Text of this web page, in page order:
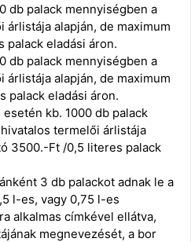
db palack mennyiségben a
árlistája alapján, de maximum
palack eladási áron.
db palack mennyiségben a
árlistája alapján, de maximum
palack eladási áron.
kb. 1000 db palack
termelői árlistája
3500.-Ft /0,5 literes palack
3 db palackot adnak le a
l-es, vagy 0,75 l-es
alkalmas címkével ellátva,
megnevezését, a bor